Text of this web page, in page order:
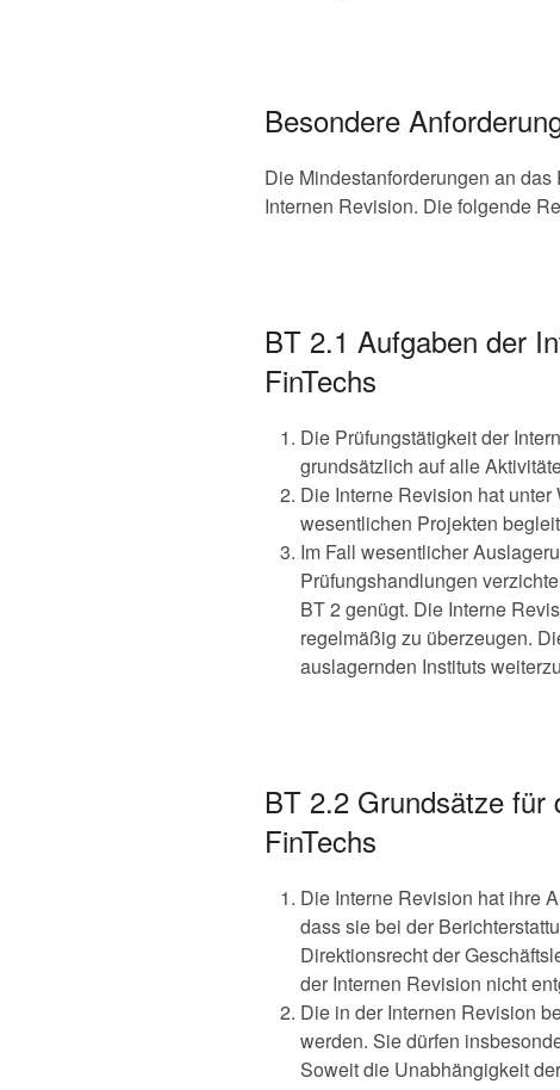
Besondere
Die Mindestanforderungen an
Internen Revision. Die folgende
BT 2.1 Aufgaben der
FinTechs
Die Prüfungstätigkeit der
grundsätzlich auf alle
Die Interne Revision hat
wesentlichen Projekten
Im Fall wesentlicher
Prüfungshandlungen
BT 2 genügt. Die Interne
regelmäßig zu überzeugen.
auslagernden Instituts
BT 2.2 Grundsätze für
FinTechs
Die Interne Revision hat ihre
dass sie bei der
Direktionsrecht der
der Internen Revision nicht
Die in der Internen Revision
werden. Sie dürfen
Soweit die Unabhängigkeit